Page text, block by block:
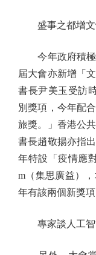
盛事之都增文
今年政府積極
屆大會亦新增「
書長尹美玉受訪
別獎項，今年配
旅獎。」香港公
書長趙敬揚亦指
年特設「疫情應
m（集思廣益）
年有該兩個新獎項
專家談人工智